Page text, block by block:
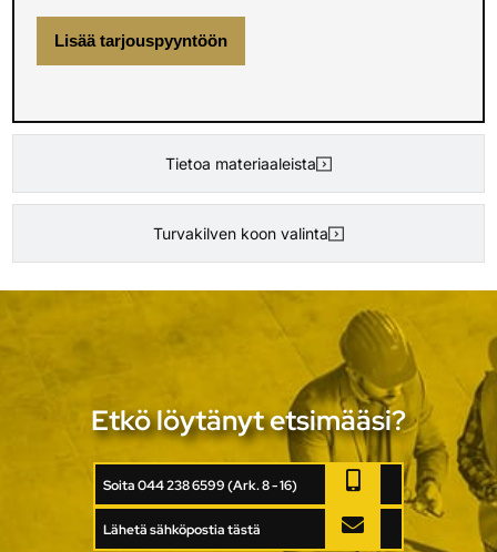
Tietoa materiaaleista
Turvakilven koon valinta
Lisää tarjouspyyntöön
Etkö löytänyt etsimääsi?
Soita 044 238 6599 (Ark. 8 - 16)
Lähetä sähköpostia tästä